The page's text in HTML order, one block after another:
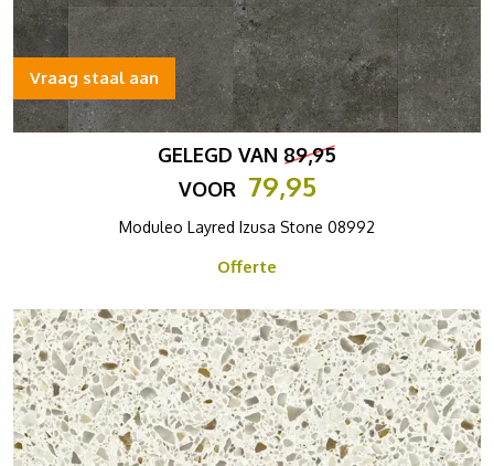
GELEGD VAN 89,95
VOOR 79,95
Moduleo Layred Izusa Stone 08992
Offerte
Vraag staal aan